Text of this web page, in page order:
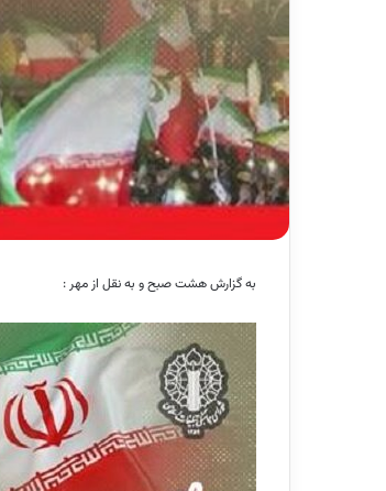
به گزارش هشت صبح و به نقل از مهر :